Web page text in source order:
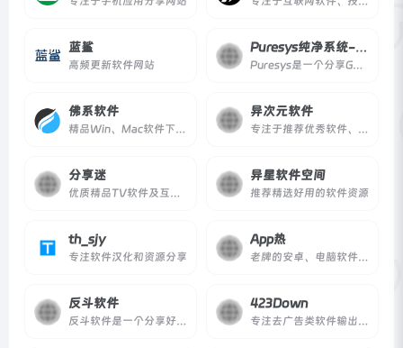
蓝鲨
高频更新软件网站
Puresys纯净系统-软件下载
Puresys是一个分享Ghost系统与PC软件资源的博客，致力于免费提供优质的去广告绿色软件、常用的破解优化软件，以及各类经验教程。
佛系软件
精品Win、Mac软件下载网站
异次元软件
专注于推荐优秀软件、APP应用和互联网资源
分享迷
优质精品TV软件及互联网资源分享
异星软件空间
推荐精选好用的软件资源
th_sjy
专注软件汉化和资源分享
App热
老牌的安卓、电脑软件下载网站
反斗软件
反斗软件是一个分享好用且免费的个人软件和绿色软件的个人博客，涵盖 Mac 和 Windows 平台，提供软件介绍、限免信息及实用工具推荐。
423Down
专注去广告类软件输出10年